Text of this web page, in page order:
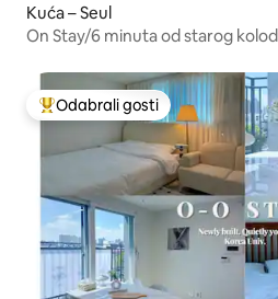
Kuća – Seul
On Stay/6 minuta od starog
DDP. Sportska dvorana
boravak
Među najviše rangiranima s
Odabrali gosti